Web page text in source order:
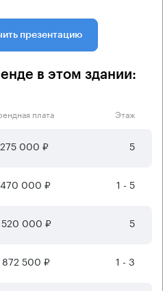
презентацию
в этом здании:
плата Этаж
000 ₽ 5
000 ₽ 1 - 5
000 ₽ 5
500 ₽ 1 - 3